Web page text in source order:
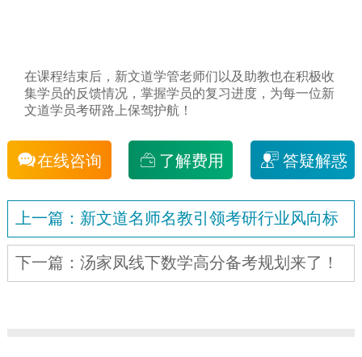
在课程结束后，新文道学管老师们以及助教也在积极收
集学员的反馈情况，掌握学员的复习进度，为每一位新
文道学员考研路上保驾护航！
在线咨询 了解费用 答疑解惑
上一篇：新文道名师名教引领考研行业风向标
下一篇：汤家凤线下数学高分备考规划来了！